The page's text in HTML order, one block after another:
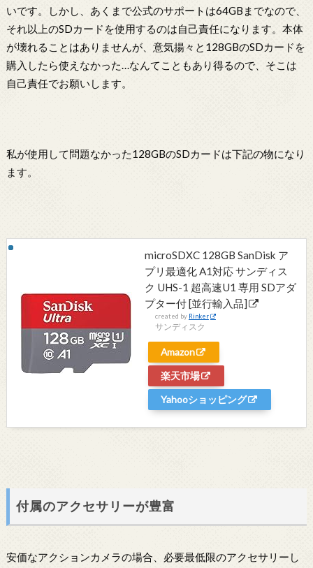
いです。しかし、あくまで公式のサポートは64GBまでなので、
それ以上のSDカードを使用するのは自己責任になります。本体
が壊れることはありませんが、意気揚々と128GBのSDカードを
購入したら使えなかった…なんてこともあり得るので、そこは
自己責任でお願いします。
私が使用して問題なかった128GBのSDカードは下記の物になり
ます。
microSDXC 128GB SanDisk ア
プリ最適化 A1対応 サンディス
ク UHS-1 超高速U1 専用 SDアダ
プター付 [並行輸入品]
created by Rinker
サンディスク
Amazon
楽天市場
Yahooショッピング
付属のアクセサリーが豊富
安価なアクションカメラの場合、必要最低限のアクセサリーし